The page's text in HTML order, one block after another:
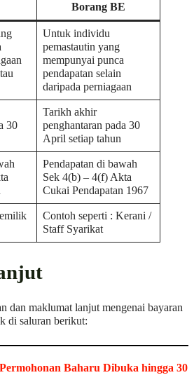
Borang BE
Untuk individu
pemastautin yang
mempunyai punca
pendapatan selain
daripada perniagaan
30
Tarikh akhir
penghantaran pada 30
April setiap tahun
Pendapatan di bawah
Sek 4(b) – 4(f) Akta
Cukai Pendapatan 1967
Contoh seperti : Kerani /
Staff Syarikat
dan maklumat lanjut mengenai bayaran
di saluran berikut:
Baharu Dibuka hingga 30